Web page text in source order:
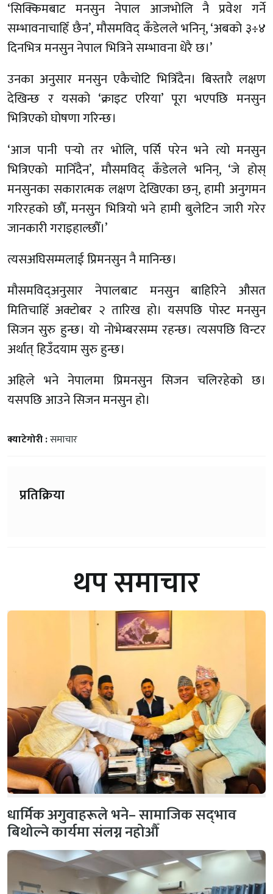
‘सिक्किमबाट मनसुन नेपाल आजभोलि नै प्रवेश गर्ने
सम्भावनाचाहिँ छैन’, मौसमविद् कँडेलले भनिन्, ‘अबको ३÷४
दिनभित्र मनसुन नेपाल भित्रिने सम्भावना धेरै छ।’
उनका अनुसार मनसुन एकैचोटि भित्रिँदैन। बिस्तारै लक्षण
देखिन्छ र यसको ‘क्राइट एरिया’ पूरा भएपछि मनसुन
भित्रिएको घोषणा गरिन्छ।
‘आज पानी पर्‍यो तर भोलि, पर्सि परेन भने त्यो मनसुन
भित्रिएको मानिँदैन’, मौसमविद् कँडेलले भनिन्, ‘जे होस्
मनसुनका सकारात्मक लक्षण देखिएका छन्, हामी अनुगमन
गरिरहको छौँ, मनसुन भित्रियो भने हामी बुलेटिन जारी गरेर
जानकारी गराइहाल्छौँ।’
त्यसअघिसम्मलाई प्रिमनसुन नै मानिन्छ।
मौसमविद्अनुसार नेपालबाट मनसुन बाहिरिने औसत
मितिचाहिँ अक्टोबर २ तारिख हो। यसपछि पोस्ट मनसुन
सिजन सुरु हुन्छ। यो नोभेम्बरसम्म रहन्छ। त्यसपछि विन्टर
अर्थात् हिउँदयाम सुरु हुन्छ।
अहिले भने नेपालमा प्रिमनसुन सिजन चलिरहेको छ।
यसपछि आउने सिजन मनसुन हो।
क्याटेगोरी :समाचार
प्रतिक्रिया
थप समाचार
धार्मिक अगुवाहरूले भने– सामाजिक सद्‌भाव
बिथोल्ने कार्यमा संलग्न नहोऔँ